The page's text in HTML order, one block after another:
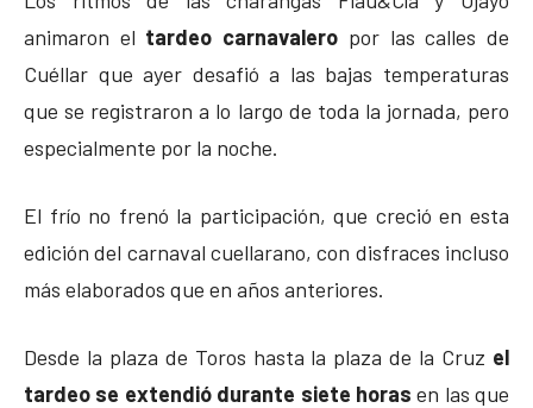
animaron el tardeo carnavalero por las calles de
Cuéllar que ayer desafió a las bajas temperaturas
que se registraron a lo largo de toda la jornada, pero
especialmente por la noche.
El frío no frenó la participación, que creció en esta
edición del carnaval cuellarano, con disfraces incluso
más elaborados que en años anteriores.
Desde la plaza de Toros hasta la plaza de la Cruz el
tardeo se extendió durante siete horas en las que